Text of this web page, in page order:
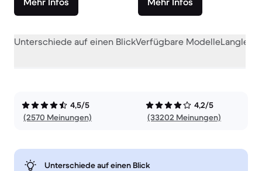
Unterschiede auf einen BlickVerfügbare Modelle
4,5/5
(2570 Meinungen)
4,2/5
(33202 Meinungen)
Unterschiede auf einen Blick